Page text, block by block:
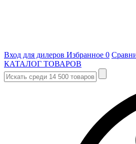
Вход для дилеров Избранное 0
КАТАЛОГ ТОВАРОВ